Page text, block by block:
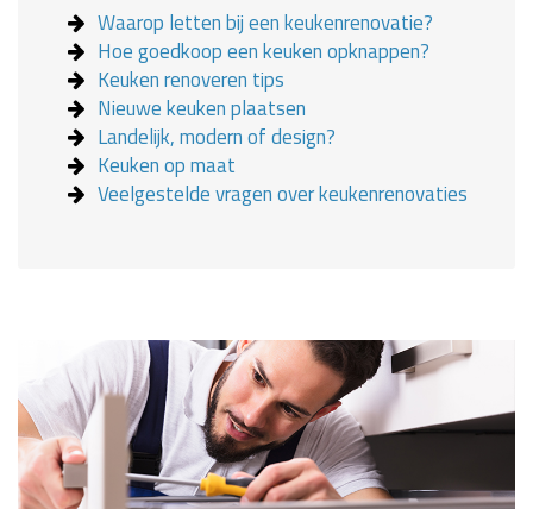
Waarop letten bij een keukenrenovatie?
Hoe goedkoop een keuken opknappen?
Keuken renoveren tips
Nieuwe keuken plaatsen
Landelijk, modern of design?
Keuken op maat
Veelgestelde vragen over keukenrenovaties